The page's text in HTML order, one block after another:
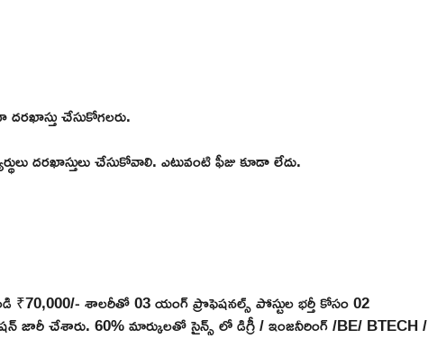
చేసుకోగలరు.
దరఖాస్తులు చేసుకోవాలి. ఎటువంటి ఫీజు కూడా లేదు.
₹70,000/- శాలరీతో 03 యంగ్ ప్రొఫెషనల్స్ పోస్టుల భర్తీ కోసం 02
చేశారు. 60% మార్కులతో సైన్స్ లో డిగ్రీ / ఇంజనీరింగ్ /BE/ BTECH /